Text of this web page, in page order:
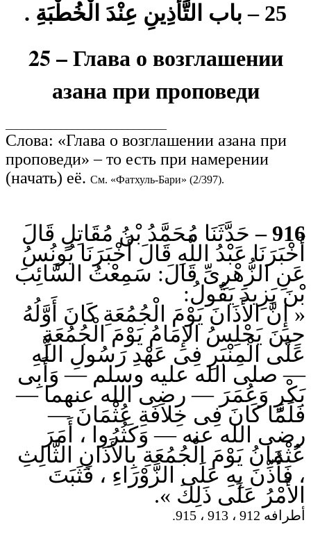
25 – باب التَّأْذِينِ عِنْدَ الْخُطْبَةِ .
25 – Глава о возглашении
азана при проповеди
Слова: «Глава о возглашении азана при
проповеди» – то есть при намерении
(начать) её. См. «Фатхуль-Бари» (2/397).
916 –
حَدَّثَنَا مُحَمَّدُ بْنُ مُقَاتِلٍ قَالَ
أَخْبَرَنَا عَبْدُ اللَّهِ قَالَ أَخْبَرَنَا يُونُسُ
عَنِ الزُّهْرِىِّ قَالَ: سَمِعْتُ السَّائِبَ
بْنَ يَزِيدَ يَقُولُ:
« إِنَّ الأَذَانَ يَوْمَ الْجُمُعَةِ كَانَ أَوَّلُهُ
حِينَ يَجْلِسُ الإِمَامُ يَوْمَ الْجُمُعَةِ
عَلَى الْمِنْبَرِ فِى عَهْدِ رَسُولِ اللَّهِ
— صلى الله عليه وسلم — وَأَبِى
بَكْرٍ وَعُمَرَ — رضى الله عنهما —
فَلَمَّا كَانَ فِى خِلاَفَةِ عُثْمَانَ —
رضى الله عنه — وَكَثُرُوا ، أَمَرَ
عُثْمَانُ يَوْمَ الْجُمُعَةِ بِالأَذَانِ الثَّالِثِ
، فَأُذِّنَ بِهِ عَلَى الزَّوْرَاءِ ، فَثَبَتَ
الأَمْرُ عَلَى ذَلِكَ ».
أطرافه 912 ، 913 ، 915.